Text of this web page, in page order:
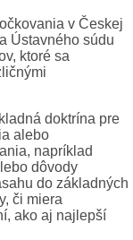
v Českej
Ústavného súdu
ktoré sa
doktrína pre
alebo
napríklad
dôvody
do základných
či miera
ako aj najlepší